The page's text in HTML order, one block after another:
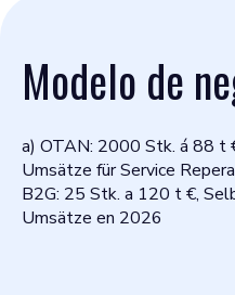
Modelo de
a) OTAN: 2000 Stk. á 88
Umsätze für Service
B2G: 25 Stk. a 120 t €,
Umsätze en 2026